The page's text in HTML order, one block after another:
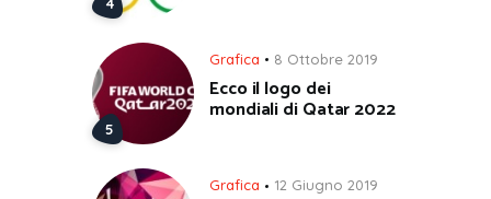
Grafica 8 Ottobre 2019
Ecco il logo dei
mondiali di Qatar 2022
Grafica 12 Giugno 2019